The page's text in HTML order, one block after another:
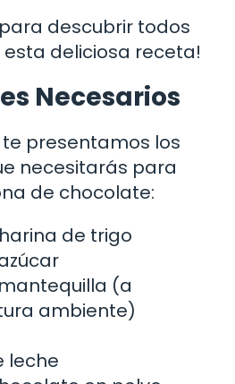
descubrir todos
deliciosa receta!
Necesarios
presentamos los
necesitarás para
de chocolate:
de trigo
(a
ambiente)
leche